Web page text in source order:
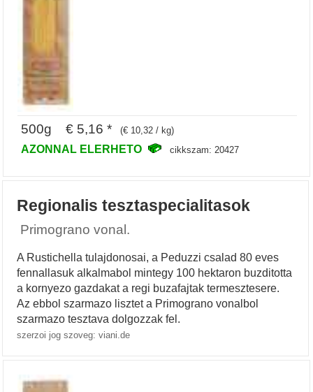
500g € 5,16 * (€ 10,32 / kg)
AZONNAL ELERHETO cikkszam: 20427
Regionalis tesztaspecialitasok
Primograno vonal.
A Rustichella tulajdonosai, a Peduzzi csalad 80 eves
fennallasuk alkalmabol mintegy 100 hektaron buzditotta
a kornyezo gazdakat a regi buzafajtak termesztesere.
Az ebbol szarmazo lisztet a Primograno vonalbol
szarmazo tesztava dolgozzak fel.
szerzoi jog szoveg: viani.de